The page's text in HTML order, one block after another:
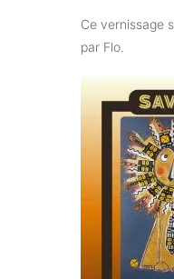
Ce vernissage
par Flo.